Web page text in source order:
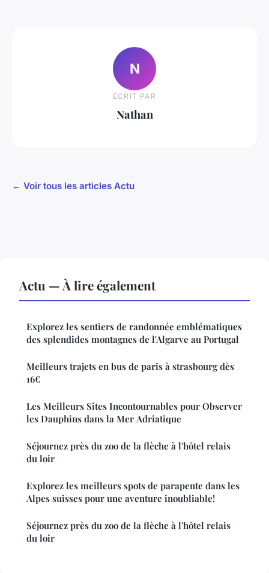
N
ECRIT PAR
Nathan
← Voir tous les articles Actu
Actu — À lire également
Explorez les sentiers de randonnée emblématiques
des splendides montagnes de l'Algarve au Portugal
Meilleurs trajets en bus de paris à strasbourg dès
16€
Les Meilleurs Sites Incontournables pour Observer
les Dauphins dans la Mer Adriatique
Séjournez près du zoo de la flèche à l'hôtel relais
du loir
Explorez les meilleurs spots de parapente dans les
Alpes suisses pour une aventure inoubliable!
Séjournez près du zoo de la flèche à l'hôtel relais
du loir